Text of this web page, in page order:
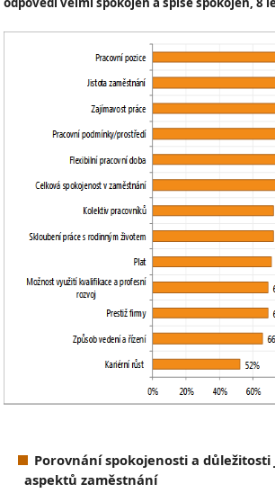
Porovnání spokojenosti a
aspektů zaměstnání